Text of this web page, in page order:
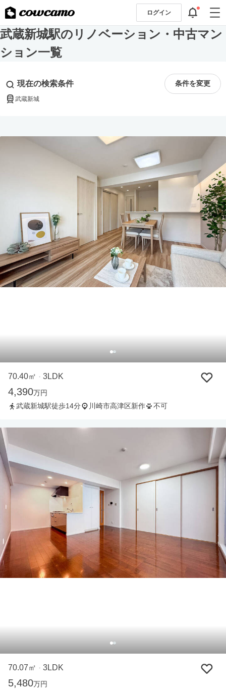
ログイン
武蔵新城駅のリノベーション・中古マン
ション一覧
現在の検索条件 条件を変更
武蔵新城
70.40㎡ ・ 3LDK
4,390万円
武蔵新城駅徒歩14分
川崎市高津区新作 不可
70.07㎡ ・ 3LDK
5,480万円